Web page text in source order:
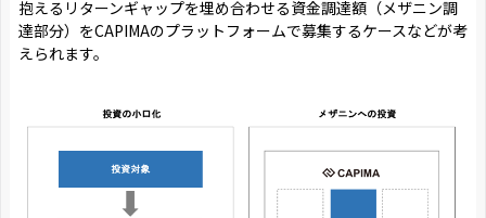
抱えるリターンギャップを埋め合わせる資金調達額（メザニン調
達部分）をCAPIMAのプラットフォームで募集するケースなどが考
えられます。